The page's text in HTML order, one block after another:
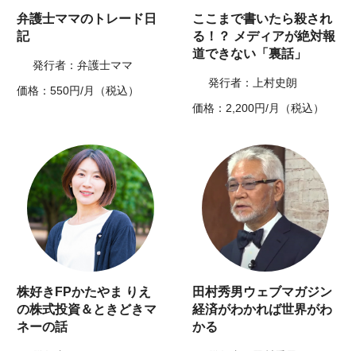
弁護士ママのトレード日
記
発行者：弁護士ママ
価格：550円/月（税込）
ここまで書いたら殺され
る！？ メディアが絶対報
道できない「裏話」
発行者：上村史朗
価格：2,200円/月（税込）
株好きFPかたやま りえ
の株式投資＆ときどきマ
ネーの話
田村秀男ウェブマガジン
経済がわかれば世界がわ
かる